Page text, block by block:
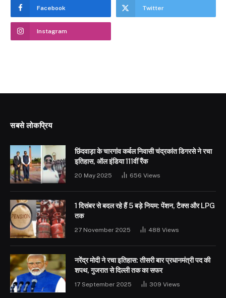
Facebook Twitter
Instagram
सबसे लोकप्रिय
छिंदवाड़ा के चारगांव कर्बल निवासी चंद्रकांत डिगरसे ने रचा
इतिहास, ऑल इंडिया 111वीं रैंक
20 May 2025 656 Views
1 दिसंबर से बदल रहे हैं 5 बड़े नियम: पेंशन, टैक्स और LPG
तक
27 November 2025 488 Views
नरेंद्र मोदी ने रचा इतिहास: तीसरी बार प्रधानमंत्री पद की
शपथ, गुजरात से दिल्ली तक का सफर
17 September 2025 309 Views